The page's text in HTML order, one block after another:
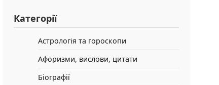
Категорії
Астрологія та гороскопи
Афоризми, вислови, цитати
Біографії